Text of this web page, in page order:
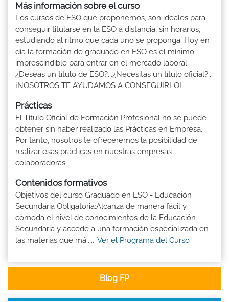
Más información sobre el curso
Los cursos de ESO que proponemos, son ideales para
conseguir titularse en la ESO a distancia, sin horarios,
estudiando al ritmo que cada uno se proponga. Hoy en
día la formación de graduado en ESO es el mínimo
imprescindible para entrar en el mercado laboral.
¿Deseas un título de ESO?...¿Necesitas un título oficial?...
¡NOSOTROS TE AYUDAMOS A CONSEGUIRLO!
Prácticas
El Título Oficial de Formación Profesional no se puede
obtener sin haber realizado las Prácticas en Empresa.
Por tanto, nosotros te ofreceremos la posibilidad de
realizar esas prácticas en nuestras empresas
colaboradoras.
Contenidos formativos
Objetivos del curso Graduado en ESO - Educación
Secundaria Obligatoria:Alcanza de manera fácil y
cómoda el nivel de conocimientos de la Educación
Secundaria y accede a una formación especializada en
las materias que má...... Ver el Programa del Curso
Blog FP